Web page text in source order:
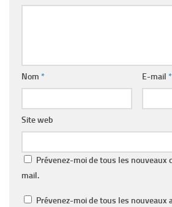
Nom * E-mail *
Site web
Prévenez-moi de tous les nouveaux
mail.
Prévenez-moi de tous les nouveaux